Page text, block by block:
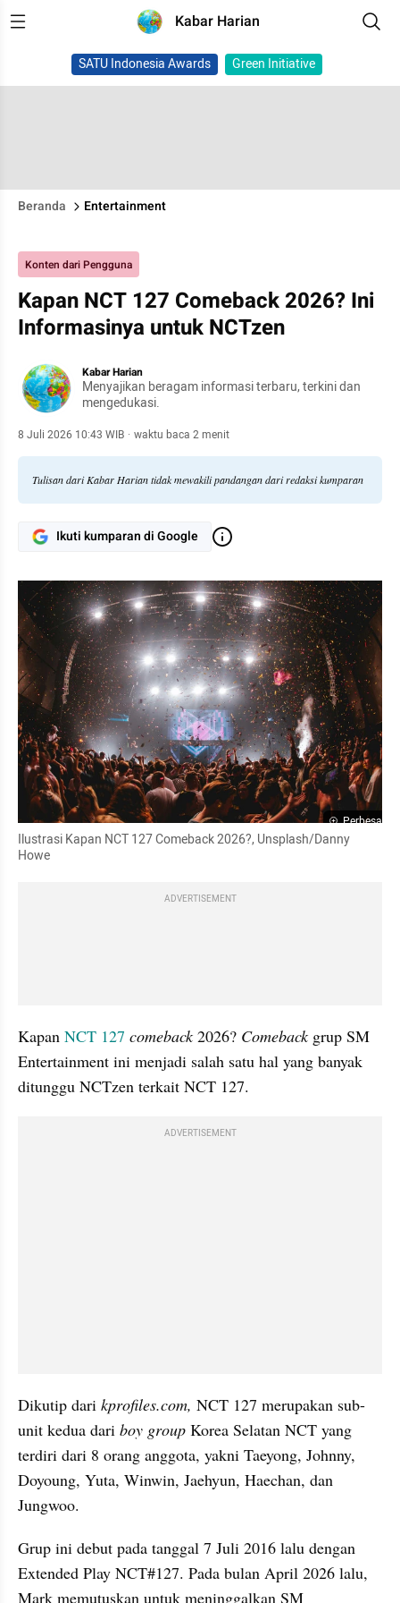
Kabar Harian
SATU Indonesia Awards Green Initiative
Beranda Entertainment
Konten dari Pengguna
Kapan NCT 127 Comeback 2026? Ini
Informasinya untuk NCTzen
Kabar Harian
Menyajikan beragam informasi terbaru, terkini dan
mengedukasi.
8 Juli 2026 10:43 WIB · waktu baca 2 menit
Tulisan dari Kabar Harian tidak mewakili pandangan dari redaksi kumparan
Ikuti kumparan di Google
Perbesar
Ilustrasi Kapan NCT 127 Comeback 2026?, Unsplash/Danny
Howe
ADVERTISEMENT
Kapan NCT 127 comeback 2026? Comeback grup SM
Entertainment ini menjadi salah satu hal yang banyak
ditunggu NCTzen terkait NCT 127.
ADVERTISEMENT
Dikutip dari kprofiles.com, NCT 127 merupakan sub-
unit kedua dari boy group Korea Selatan NCT yang
terdiri dari 8 orang anggota, yakni Taeyong, Johnny,
Doyoung, Yuta, Winwin, Jaehyun, Haechan, dan
Jungwoo.
Grup ini debut pada tanggal 7 Juli 2016 lalu dengan
Extended Play NCT#127. Pada bulan April 2026 lalu,
Mark memutuskan untuk meninggalkan SM